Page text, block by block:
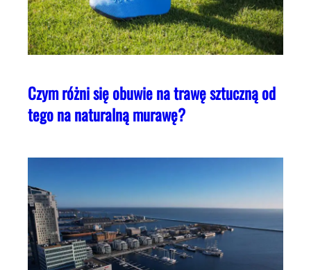
Czym różni się obuwie na trawę sztuczną od
tego na naturalną murawę?